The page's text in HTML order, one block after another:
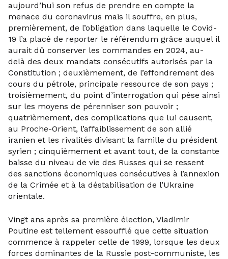
aujourd’hui son refus de prendre en compte la
menace du coronavirus mais il souffre, en plus,
premièrement, de l’obligation dans laquelle le Covid-
19 l’a placé de reporter le référendum grâce auquel il
aurait dû conserver les commandes en 2024, au-
delà des deux mandats consécutifs autorisés par la
Constitution ; deuxièmement, de l’effondrement des
cours du pétrole, principale ressource de son pays ;
troisièmement, du point d’interrogation qui pèse ainsi
sur les moyens de pérenniser son pouvoir ;
quatrièmement, des complications que lui causent,
au Proche-Orient, l’affaiblissement de son allié
iranien et les rivalités divisant la famille du président
syrien ; cinquièmement et avant tout, de la constante
baisse du niveau de vie des Russes qui se ressent
des sanctions économiques consécutives à l’annexion
de la Crimée et à la déstabilisation de l’Ukraine
orientale.
Vingt ans après sa première élection, Vladimir
Poutine est tellement essoufflé que cette situation
commence à rappeler celle de 1999, lorsque les deux
forces dominantes de la Russie post-communiste, les